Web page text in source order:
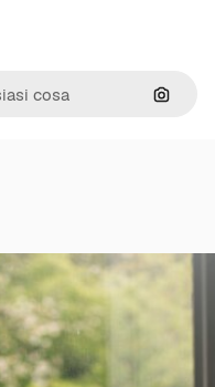
Cerca